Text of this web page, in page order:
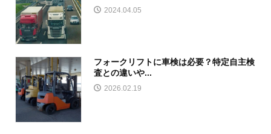
2024.04.05
フォークリフトに車検は必要？特定自主検
査との違いや...
2026.02.19